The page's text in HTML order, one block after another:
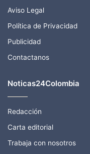
Aviso Legal
Política de Privacidad
Publicidad
Contactanos
Noticas24Colombia
Redacción
Carta editorial
Trabaja con nosotros